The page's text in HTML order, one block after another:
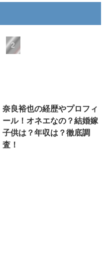
奈良裕也の経歴やプロフィ
ール！オネエなの？結婚嫁
子供は？年収は？徹底調
査！